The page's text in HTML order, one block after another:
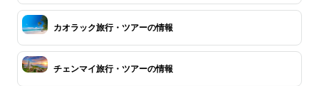
カオラック旅行・ツアーの情報
チェンマイ旅行・ツアーの情報